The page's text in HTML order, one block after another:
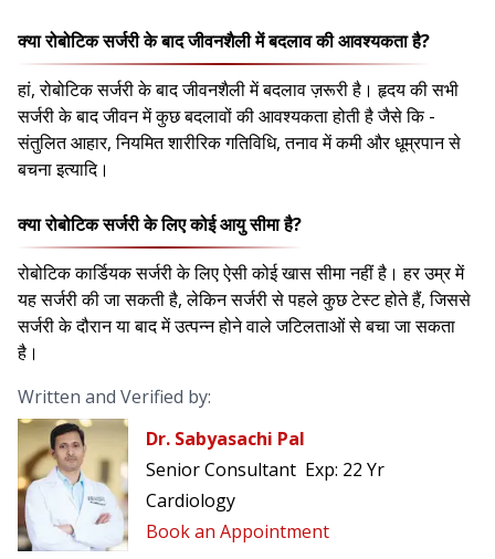
क्या रोबोटिक सर्जरी के बाद जीवनशैली में बदलाव की आवश्यकता है?
हां, रोबोटिक सर्जरी के बाद जीवनशैली में बदलाव ज़रूरी है। हृदय की सभी
सर्जरी के बाद जीवन में कुछ बदलावों की आवश्यकता होती है जैसे कि -
संतुलित आहार, नियमित शारीरिक गतिविधि, तनाव में कमी और धूम्रपान से
बचना इत्यादि।
क्या रोबोटिक सर्जरी के लिए कोई आयु सीमा है?
रोबोटिक कार्डियक सर्जरी के लिए ऐसी कोई खास सीमा नहीं है। हर उम्र में
यह सर्जरी की जा सकती है, लेकिन सर्जरी से पहले कुछ टेस्ट होते हैं, जिससे
सर्जरी के दौरान या बाद में उत्पन्न होने वाले जटिलताओं से बचा जा सकता
है।
Written and Verified by:
Dr. Sabyasachi Pal
Senior Consultant Exp: 22 Yr
Cardiology
Book an Appointment